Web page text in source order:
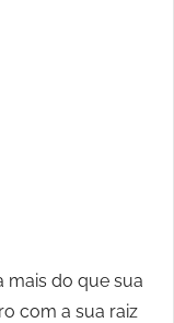
mais do que sua
com a sua raiz